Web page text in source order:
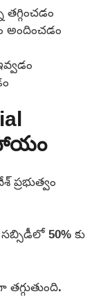
తగ్గించడం
ప్రభుత్వం
50% కు